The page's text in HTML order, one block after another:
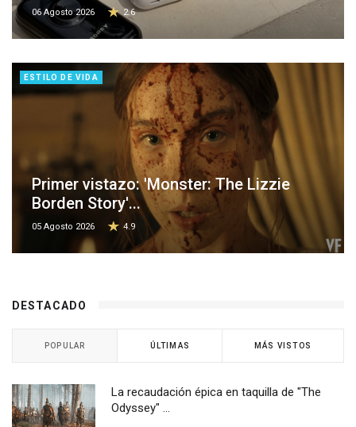
06 Agosto 2026 2.6
ESTILO DE VIDA
Primer vistazo: 'Monster: The Lizzie
Borden Story'...
05 Agosto 2026 4.9
DESTACADO
POPULAR ÚLTIMAS MÁS VISTOS
La recaudación épica en taquilla de "The
Odyssey" ...